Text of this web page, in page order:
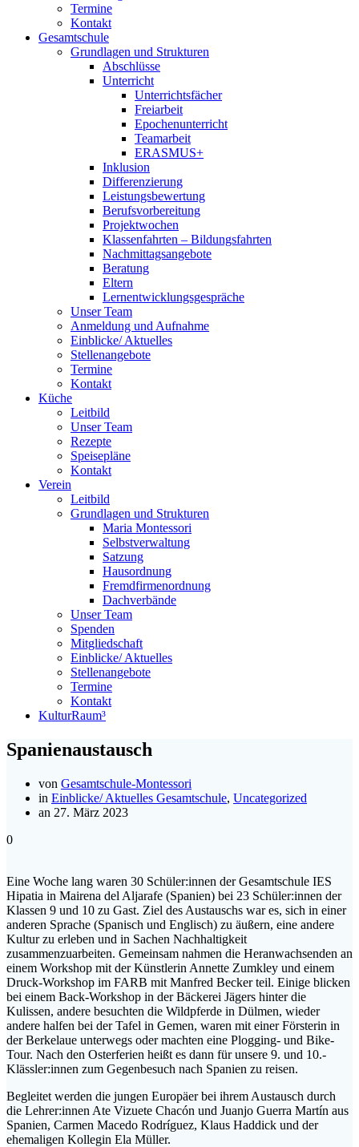
Termine
Kontakt
Gesamtschule
Grundlagen und Strukturen
Abschlüsse
Unterricht
Unterrichtsfächer
Freiarbeit
Epochenunterricht
Teamarbeit
ERASMUS+
Inklusion
Differenzierung
Leistungsbewertung
Berufsvorbereitung
Projektwochen
Klassenfahrten – Bildungsfahrten
Nachmittagsangebote
Beratung
Eltern
Lernentwicklungsgespräche
Unser Team
Anmeldung und Aufnahme
Einblicke/ Aktuelles
Stellenangebote
Termine
Kontakt
Küche
Leitbild
Unser Team
Rezepte
Speisepläne
Kontakt
Verein
Leitbild
Grundlagen und Strukturen
Maria Montessori
Selbstverwaltung
Satzung
Hausordnung
Fremdfirmenordnung
Dachverbände
Unser Team
Spenden
Mitgliedschaft
Einblicke/ Aktuelles
Stellenangebote
Termine
Kontakt
KulturRaum³
Spanienaustausch
von Gesamtschule-Montessori
in Einblicke/ Aktuelles Gesamtschule, Uncategorized
an 27. März 2023
0
Eine Woche lang waren 30 Schüler:innen der Gesamtschule IES
Hipatia in Mairena del Aljarafe (Spanien) bei 23 Schüler:innen der
Klassen 9 und 10 zu Gast. Ziel des Austauschs war es, sich in einer
anderen Sprache (Spanisch und Englisch) zu äußern, eine andere
Kultur zu erleben und in Sachen Nachhaltigkeit
zusammenzuarbeiten. Gemeinsam nahmen die Heranwachsenden an
einem Workshop mit der Künstlerin Annette Zumkley und einem
Druck-Workshop im FARB mit Manfred Becker teil. Einige blicken
bei einem Back-Workshop in der Bäckerei Jägers hinter die
Kulissen, andere besuchten die Wildpferde in Dülmen, wieder
andere halfen bei der Tafel in Gemen, waren mit einer Försterin in
der Berkelaue unterwegs oder machten eine Plogging- und Bike-
Tour. Nach den Osterferien heißt es dann für unsere 9. und 10.-
Klässler:innen zum Gegenbesuch nach Spanien zu reisen.
Begleitet werden die jungen Europäer bei ihrem Austausch durch
die Lehrer:innen Ate Vizuete Chacón und Juanjo Guerra Martín aus
Spanien, Carmen Macedo Rodríguez, Klaus Haddick und der
ehemaligen Kollegin Ela Müller.